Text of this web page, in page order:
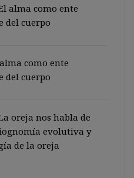
alma como ente
del cuerpo
como ente
del cuerpo
oreja nos habla de
evolutiva y
de la oreja